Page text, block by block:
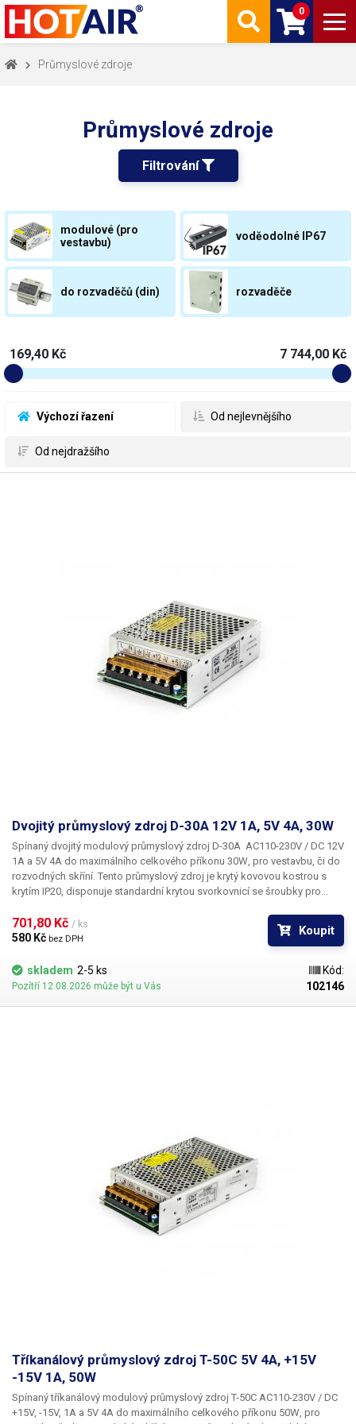
0
Průmyslové zdroje
Průmyslové zdroje
Filtrování
modulové (pro
vestavbu)
voděodolné IP67
do rozvaděčů (din) rozvaděče
Výchozí řazení Od nejlevnějšího
Od nejdražšího
169,40 Kč 7 744,00 Kč
Dvojitý průmyslový zdroj D-30A 12V 1A, 5V 4A, 30W
Spínaný dvojitý modulový průmyslový zdroj D-30A AC110-230V / DC 12V
1A a 5V 4A do maximálního celkového příkonu 30W, pro vestavbu, či do
rozvodných skříní. Tento průmyslový zdroj je krytý kovovou kostrou s
krytím IP20, disponuje standardní krytou svorkovnicí se šroubky pro
disponuje ochranou proti zkratu a přetížení. Zdroj lze přepnout pro síť
110V AC. Součástí zdroje D-30A je i kontrolní LED dioda pro indikaci
zdroje +/-10%.Trimr upravuje oba kanály souběžně. U 5V větve je rozpětí
cca 4,5V - 5,75V a u 12V větve 11V - 13,65V. Zdroj je vhodný pro
701,80 Kč / ks
580 Kč bez DPH
Koupit
skladem 2-5 ks
Pozítří 12.08.2026 může být u Vás
Kód:
102146
Tříkanálový průmyslový zdroj T-50C 5V 4A, +15V
-15V 1A, 50W
Spínaný tříkanálový modulový průmyslový zdroj T-50C AC110-230V / DC
+15V, -15V, 1A a 5V 4A do maximálního celkového příkonu 50W, pro